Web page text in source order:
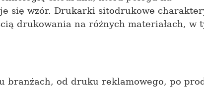
się wzór. Drukarki sitodrukowe
drukowania na różnych materiałach, w
branżach, od druku reklamowego, po